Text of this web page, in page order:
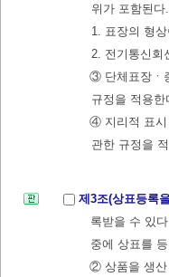
위가 포함된다.
1. 표장의 형
2. 전기통신회
③ 단체표장ㆍ
규정을 적용한
④ 지리적 표시
관한 규정을
제3조(상표등록
록받을 수 있
중에 상표를
② 상품을 생산